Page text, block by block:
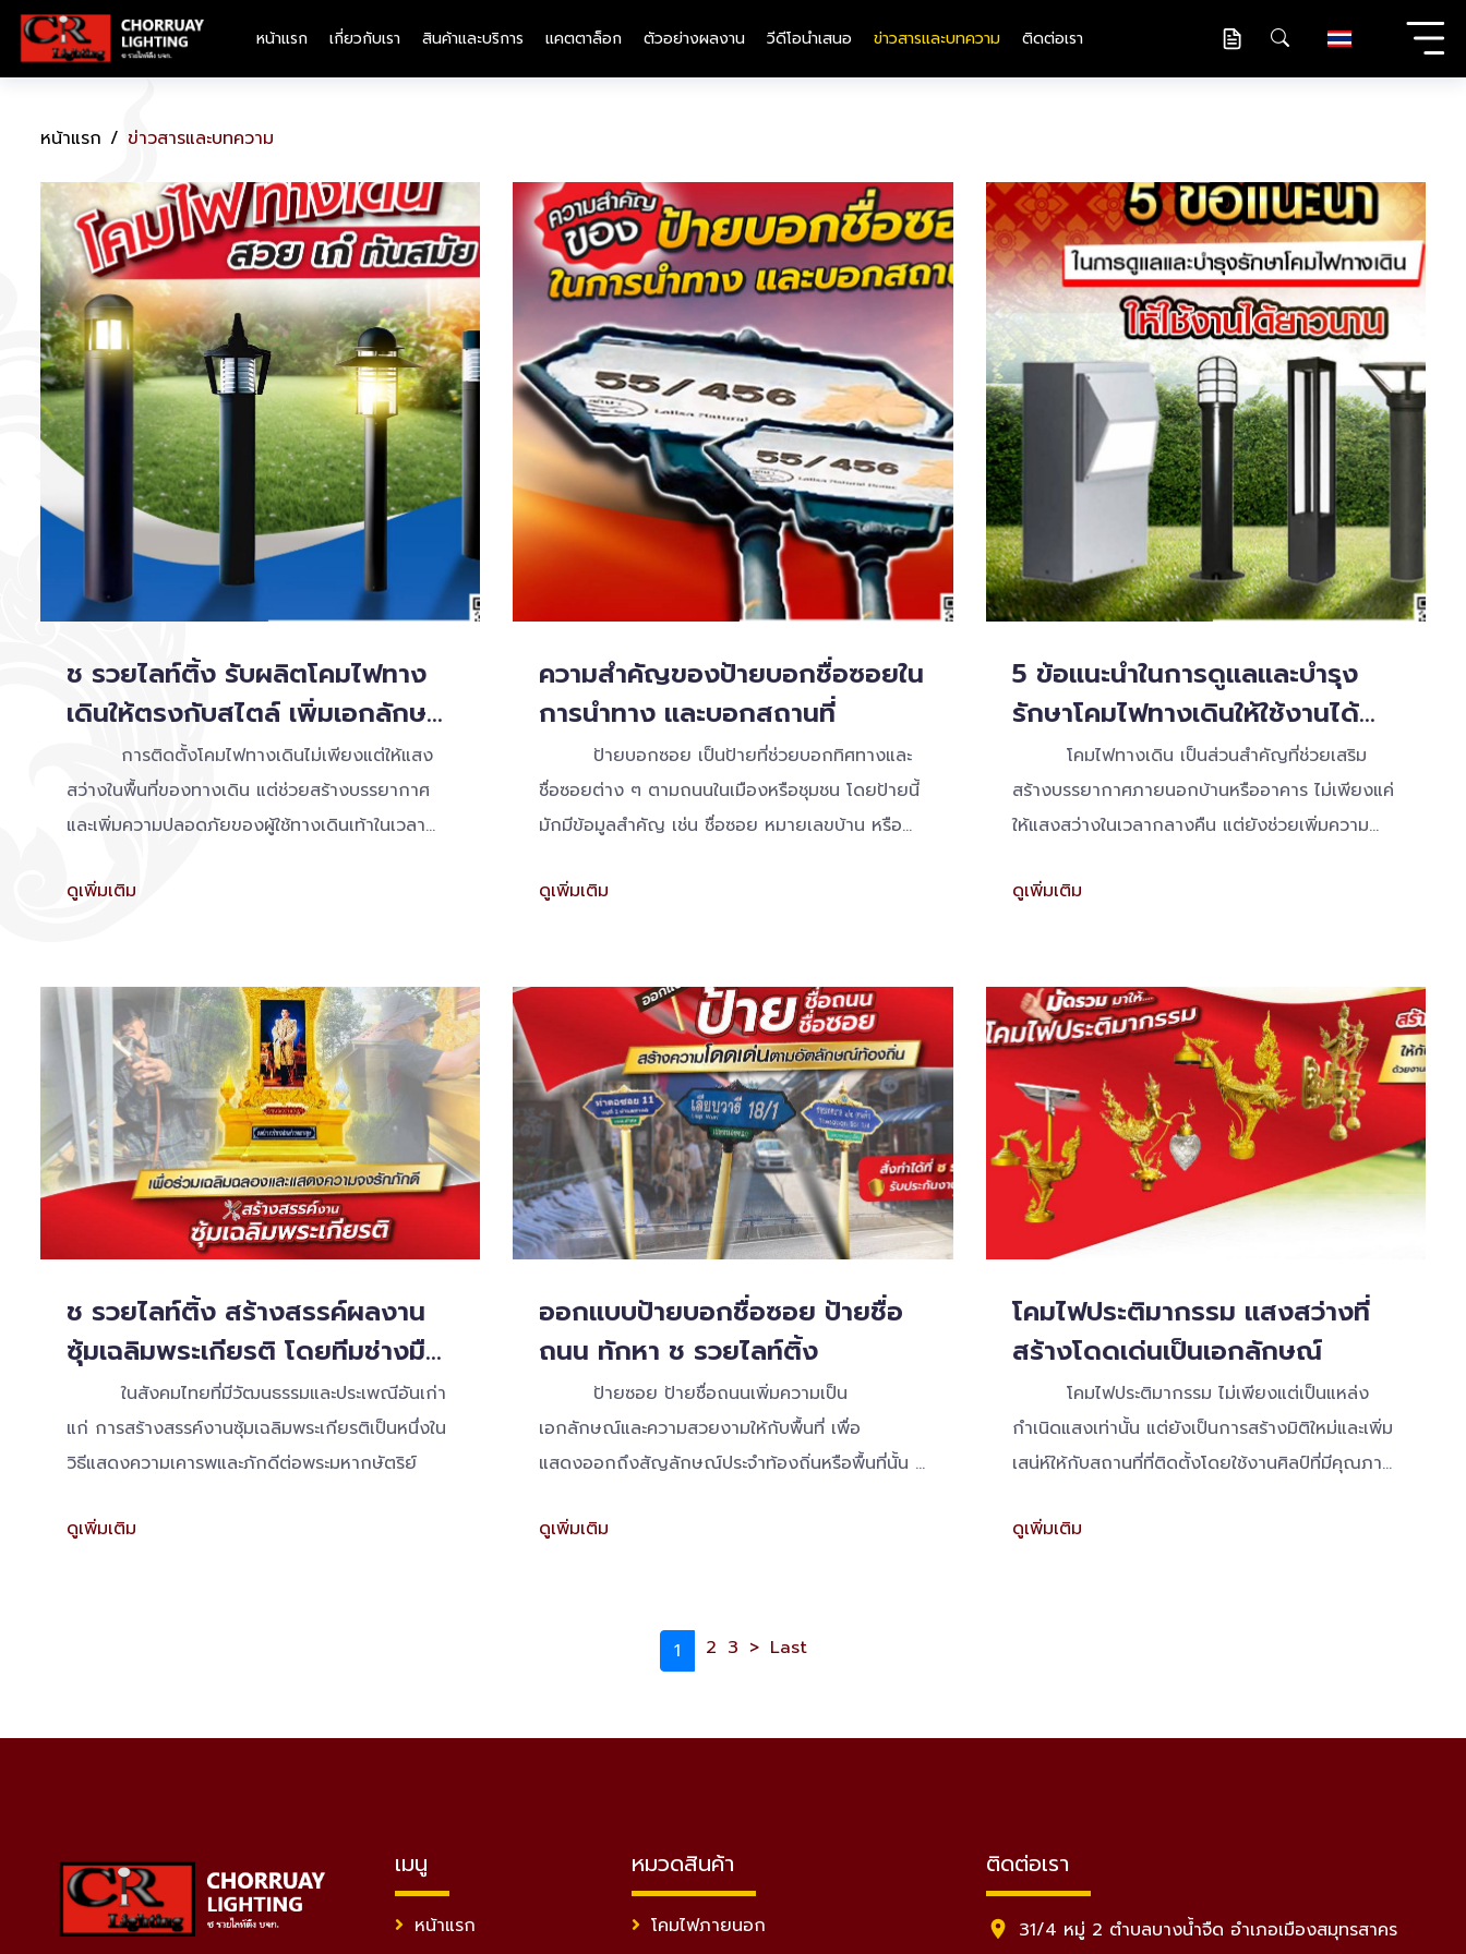
หน้าแรก เกี่ยวกับเรา สินค้าและบริการ แคตตาล็อก ตัวอย่างผลงาน วีดีโอนำเสนอ ข่าวสารและบทความ ติดต่อเรา
หน้าแรก ข่าวสารและบทความ
ช รวยไลท์ติ้ง รับผลิตโคมไฟทาง
เดินให้ตรงกับสไตล์ เพิ่มเอกลักษณ์
ของสถานที่
การติดตั้งโคมไฟทางเดินไม่เพียงแต่ให้แสง
สว่างในพื้นที่ของทางเดิน แต่ช่วยสร้างบรรยากาศ
และเพิ่มความปลอดภัยของผู้ใช้ทางเดินเท้าในเวลา
ดูเพิ่มเติม
ความสำคัญของป้ายบอกชื่อซอยใน
การนำทาง และบอกสถานที่
ป้ายบอกซอย เป็นป้ายที่ช่วยบอกทิศทางและ
ชื่อซอยต่าง ๆ ตามถนนในเมืองหรือชุมชน โดยป้ายนี้
มักมีข้อมูลสำคัญ เช่น ชื่อซอย หมายเลขบ้าน หรือ
ดูเพิ่มเติม
5 ข้อแนะนำในการดูแลและบำรุง
รักษาโคมไฟทางเดินให้ใช้งานได้
ยาวนาน
โคมไฟทางเดิน เป็นส่วนสำคัญที่ช่วยเสริม
สร้างบรรยากาศภายนอกบ้านหรืออาคาร ไม่เพียงแค่
ให้แสงสว่างในเวลากลางคืน แต่ยังช่วยเพิ่มความ
ดูเพิ่มเติม
ช รวยไลท์ติ้ง สร้างสรรค์ผลงาน
ซุ้มเฉลิมพระเกียรติ โดยทีมช่างมือ
อาชีพ​ในสังคมไทยที่มีวัฒนธรรมและประเพณีอันเก่า
แก่ การสร้างสรรค์งานซุ้มเฉลิมพระเกียรติเป็นหนึ่งใน
วิธีแสดงความเคารพและภักดีต่อพระมหากษัตริย์
ดูเพิ่มเติม
ออกแบบป้ายบอกชื่อซอย ป้ายชื่อ
ถนน ทักหา ช รวยไลท์ติ้ง​
ป้ายซอย ป้ายชื่อถนนเพิ่มความเป็น
เอกลักษณ์และความสวยงามให้กับพื้นที่ เพื่อ
แสดงออกถึงสัญลักษณ์ประจำท้องถิ่นหรือพื้นที่นั้น ๆ
ซอยบ่งบอกเอกลักษณ์ให้กับพื้นที่ ออกแบบป้ายบอก
ดูเพิ่มเติม
โคมไฟประติมากรรม แสงสว่างที่
สร้างโดดเด่นเป็นเอกลักษณ์
โคมไฟประติมากรรม ไม่เพียงแต่เป็นแหล่ง
กำเนิดแสงเท่านั้น แต่ยังเป็นการสร้างมิติใหม่และเพิ่ม
เสน่ห์ให้กับสถานที่ที่ติดตั้งโดยใช้งานศิลป์ที่มีคุณภาพ
ประติมากรรมที่มีความงดงาม
ดูเพิ่มเติม
1 2 3 > Last
เมนู
หน้าแรก
หมวดสินค้า
โคมไฟภายนอก
ติดต่อเรา
31/4 หมู่ 2 ตำบลบางน้ำจืด อำเภอเมืองสมุทรสาคร